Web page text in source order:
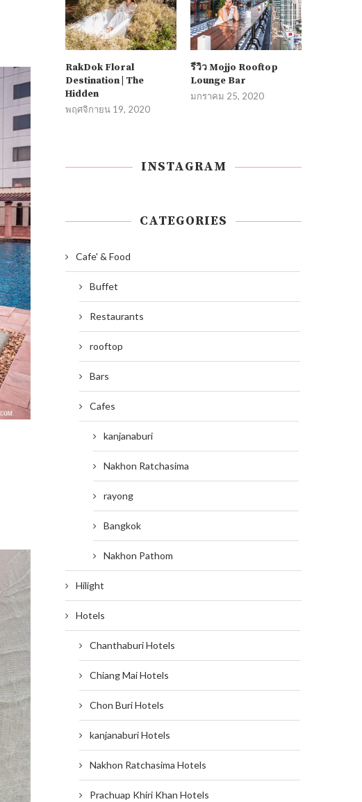
RakDok Floral
Destination | The
Hidden
พฤศจิกายน 19, 2020
รีวิว Mojjo Rooftop
Lounge Bar
มกราคม 25, 2020
INSTAGRAM
CATEGORIES
Cafe' & Food
Buffet
Restaurants
rooftop
Bars
Cafes
kanjanaburi
Nakhon Ratchasima
rayong
Bangkok
Nakhon Pathom
Hilight
Hotels
Chanthaburi Hotels
Chiang Mai Hotels
Chon Buri Hotels
kanjanaburi Hotels
Nakhon Ratchasima Hotels
Prachuap Khiri Khan Hotels